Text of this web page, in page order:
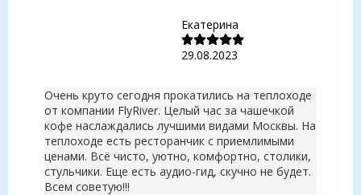
Екатерина
29.08.2023
Очень круто сегодня прокатились на теплоходе
от компании FlyRiver. Целый час за чашечкой
кофе наслаждались лучшими видами Москвы. На
теплоходе есть ресторанчик с приемлимыми
ценами. Всё чисто, уютно, комфортно, столики,
стульчики. Еще есть аудио-гид, скучно не будет.
Всем советую!!!